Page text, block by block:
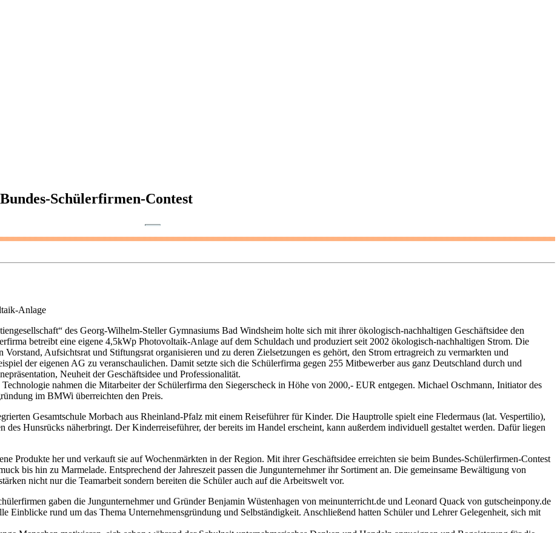
Schülerfirmen-Contest
Anlage
des Georg-Wilhelm-Steller Gymnasiums Bad Windsheim holte sich mit ihrer ökologisch-nachhaltigen Geschäftsidee den
betreibt eine eigene 4,5kWp Photovoltaik-Anlage auf dem Schuldach und produziert seit 2002 ökologisch-nachhaltigen Strom. Die
Aufsichtsrat und Stiftungsrat organisieren und zu deren Zielsetzungen es gehört, den Strom ertragreich zu vermarkten und
der eigenen AG zu veranschaulichen. Damit setzte sich die Schülerfirma gegen 255 Mitbewerber aus ganz Deutschland durch und
Neuheit der Geschäftsidee und Professionalität.
nahmen die Mitarbeiter der Schülerfirma den Siegerscheck in Höhe von 2000,- EUR entgegen. Michael Oschmann, Initiator des
im BMWi überreichten den Preis.
Gesamtschule Morbach aus Rheinland-Pfalz mit einem Reiseführer für Kinder. Die Hauptrolle spielt eine Fledermaus (lat. Vespertilio),
des Hunsrücks näherbringt. Der Kinderreiseführer, der bereits im Handel erscheint, kann außerdem individuell gestaltet werden. Dafür liegen
Produkte her und verkauft sie auf Wochenmärkten in der Region. Mit ihrer Geschäftsidee erreichten sie beim Bundes-Schülerfirmen-Contest
bis hin zu Marmelade. Entsprechend der Jahreszeit passen die Jungunternehmer ihr Sortiment an. Die gemeinsame Bewältigung von
nicht nur die Teamarbeit sondern bereiten die Schüler auch auf die Arbeitswelt vor.
gaben die Jungunternehmer und Gründer Benjamin Wüstenhagen von meinunterricht.de und Leonard Quack von gutscheinpony.de
Einblicke rund um das Thema Unternehmensgründung und Selbständigkeit. Anschließend hatten Schüler und Lehrer Gelegenheit, sich mit